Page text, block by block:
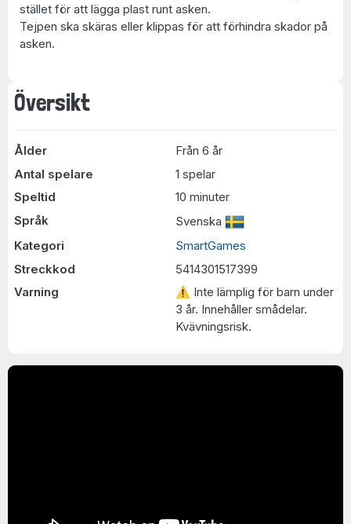
Översikt
Ålder
Från 6 år
Antal spelare
1 spelar
Speltid
10 minuter
Språk
Svenska
Kategori
SmartGames
Streckkod
5414301517399
Varning
⚠ Inte lämplig för barn under
3 år. Innehåller smådelar.
Kvävningsrisk.
stället för att lägga plast runt asken.
Tejpen ska skäras eller klippas för att förhindra skador på
asken.